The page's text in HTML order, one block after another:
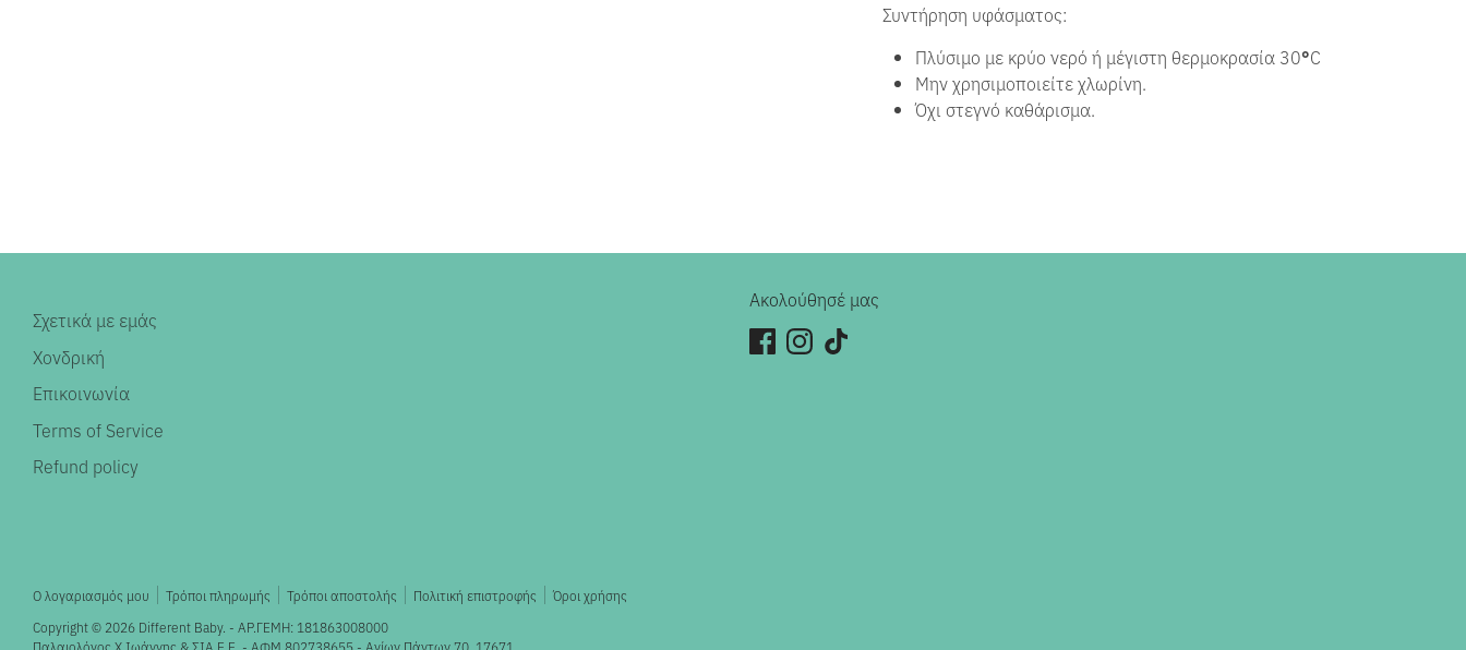
Συντήρηση υφάσματος:
Πλύσιμο με κρύο νερό ή μέγιστη θερμοκρασία 30°C
Μην χρησιμοποιείτε χλωρίνη.
Όχι στεγνό καθάρισμα.
Σχετικά με εμάς
Χονδρική
Επικοινωνία
Terms of Service
Refund policy
Ακολούθησέ μας
Ο λογαριασμός μου Τρόποι πληρωμής Τρόποι αποστολής Πολιτική επιστροφής
Όροι χρήσης
Copyright © 2026 Different Baby. - ΑΡ.ΓΕΜΗ: 181863008000